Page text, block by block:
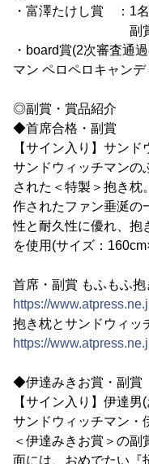
・富澤たけし賞 ：1
副賞【サイ
・board賞(2次審査通
マン ペロペロキャンデ
◎副賞・賞品紹介
◆首席合格・副賞
【サイン入り】サン
サンドウィッチマンの
された＜特製＞抱き枕
作されたファン垂涎の
性と耐久性に優れ、抱
を使用(サイズ：
首席・副賞 もふもふ抱
https://
抱き枕とサンドウィッ
https://
◆伊達みきお賞・副賞
【サイン入り】伊達男
サンドウィッチマン・
＜伊達みきお賞＞の
面には、おめでたい『